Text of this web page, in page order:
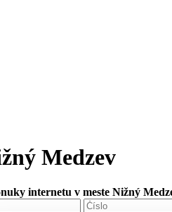
Medzev
internetu v meste Nižný